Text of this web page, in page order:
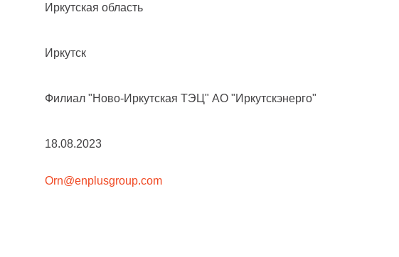
Иркутская область
Иркутск
Филиал "Ново-Иркутская ТЭЦ" АО "Иркутскэнерго"
18.08.2023
Orn@enplusgroup.com